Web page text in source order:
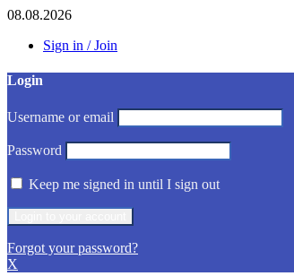
08.08.2026
Sign in / Join
Login
Username or email
Password
Keep me signed in until I sign out
Forgot your password?
X